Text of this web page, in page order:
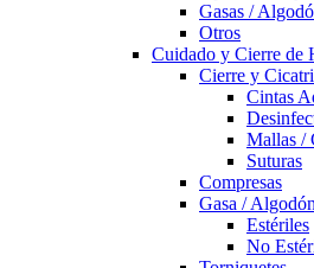
Gasas /
Otros
Cuidado y Cierre de
Cierre y
Cintas
Mallas /
Suturas
Compresas
Gasa / Algodón
Estériles
No